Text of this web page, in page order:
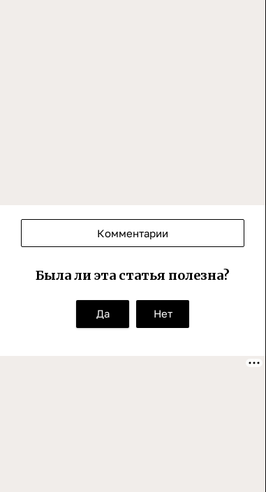
Комментарии
Была ли эта статья полезна?
Да Нет